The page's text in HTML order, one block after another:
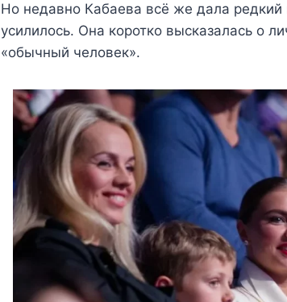
Но недавно Кабаева всё же дала
усилилось. Она коротко высказалась о
«обычный человек».